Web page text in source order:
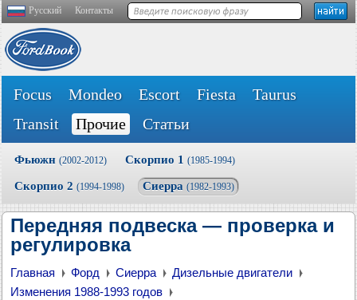
Русский Контакты
Focus Mondeo Escort Fiesta
Taurus
Transit
Прочие Статьи
Фьюжн (2002-2012) Скорпио 1 (1985-1994)
Скорпио 2 (1994-1998) Сиерра (1982-1993)
Передняя подвеска — проверка и
регулировка
Главная Форд Сиерра
Дизельные двигатели
Изменения 1988-1993 годов